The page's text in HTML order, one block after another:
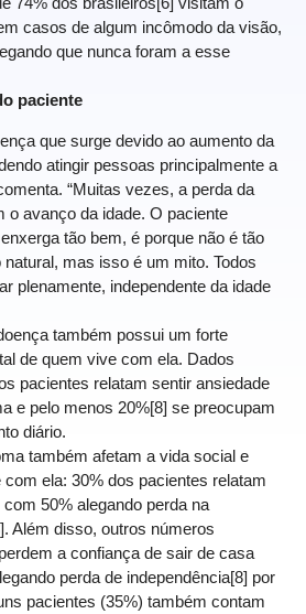
casos de algum incômodo da visão,
que nunca foram a esse
paciente
que surge devido ao aumento da
atingir pessoas principalmente a
“Muitas vezes, a perda da
o avanço da idade. O paciente
tão bem, é porque não é tão
mas isso é um mito. Todos
plenamente, independente da idade
também possui um forte
de quem vive com ela. Dados
pacientes relatam sentir ansiedade
e pelo menos 20%[8] se preocupam
diário.
também afetam a vida social e
ela: 30% dos pacientes relatam
50% alegando perda na
Além disso, outros números
a confiança de sair de casa
perda de independência[8] por
pacientes (35%) também contam